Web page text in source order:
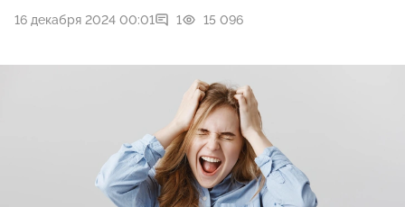
16 декабря 2024 00:01 1 15 096